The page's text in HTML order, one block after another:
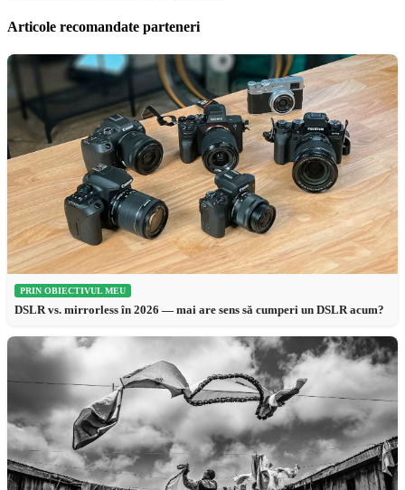
Articole recomandate parteneri
PRIN OBIECTIVUL MEU
DSLR vs. mirrorless în 2026 — mai are sens să cumperi un DSLR acum?